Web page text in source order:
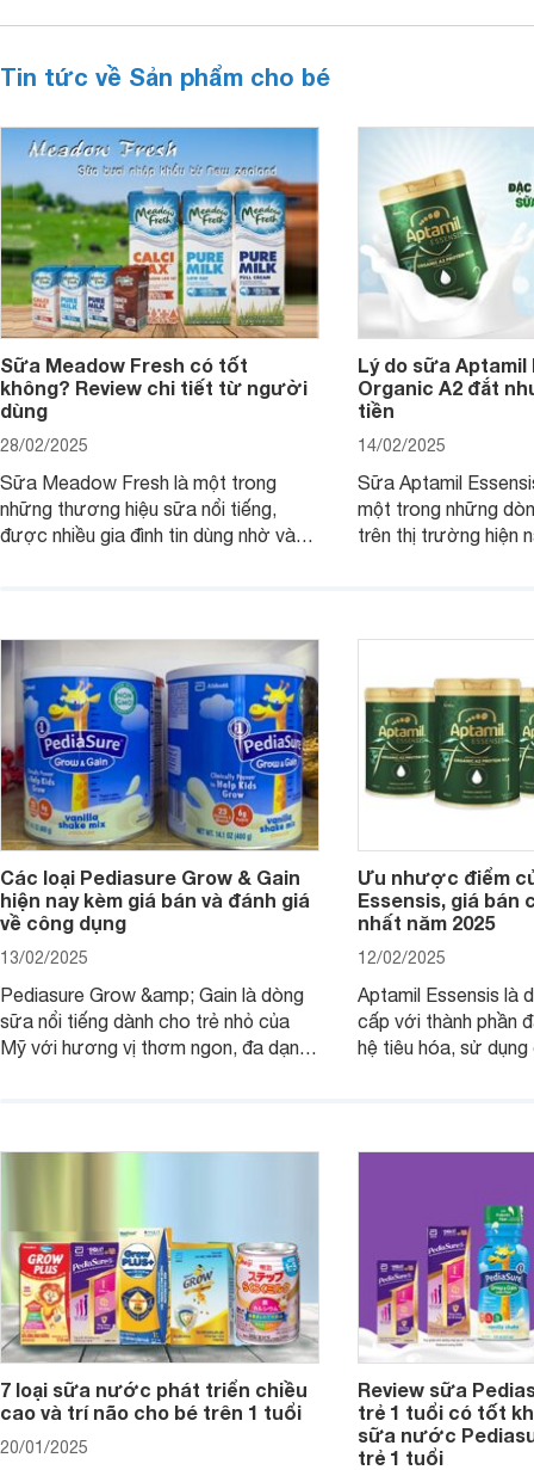
Tin tức về Sản phẩm cho bé
Sữa Meadow Fresh có tốt
không? Review chi tiết từ người
dùng
28/02/2025
Sữa Meadow Fresh là một trong
những thương hiệu sữa nổi tiếng,
được nhiều gia đình tin dùng nhờ vào
dưỡng có gì đặc biệt? Giá sữa
Meadow Fresh trên thị trường hiện
nay ra sao? Hãy cùng tìm hiểu ngay.
Lý do sữa Aptamil
Organic A2 đắt
tiền
14/02/2025
Sữa Aptamil
một trong những
trên thị trường hiện
hơn so với các
4 yếu tố sau.
Các loại Pediasure Grow & Gain
hiện nay kèm giá bán và đánh giá
về công dụng
13/02/2025
Pediasure Grow &amp; Gain là dòng
sữa nổi tiếng dành cho trẻ nhỏ của
Mỹ với hương vị thơm ngon, đa dạng
Pediasure Grow &amp; Gain hiện nay
Ưu nhược điểm
Essensis, giá bán
nhất năm 2025
12/02/2025
Aptamil Essensis là
cấp với thành phần
hệ tiêu hóa, sử
cùng Websosanh.vn
7 loại sữa nước phát triển chiều
cao và trí não cho bé trên 1 tuổi
20/01/2025
Review sữa
trẻ 1 tuổi có tốt
sữa nước
trẻ 1 tuổi